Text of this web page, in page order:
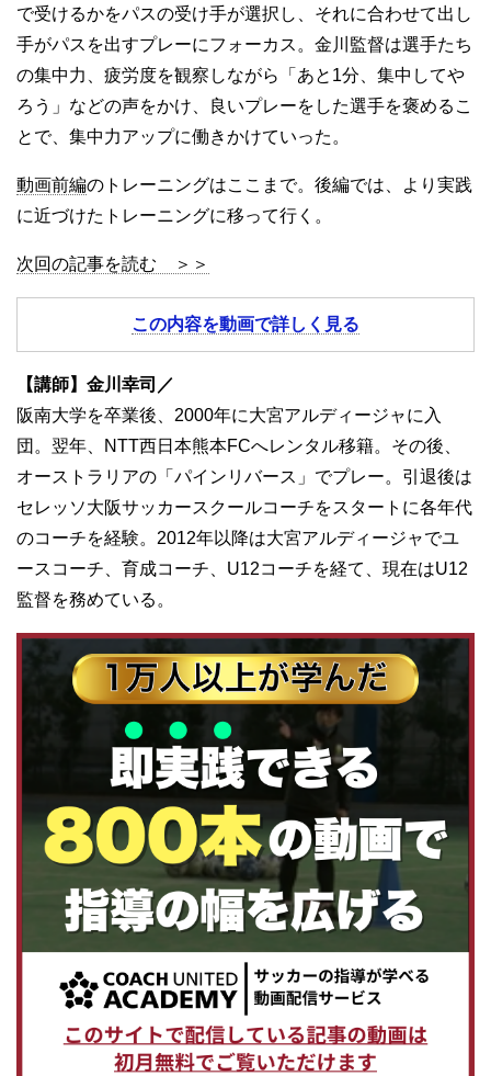
で受けるかをパスの受け手が選択し、それに合わせて出し
手がパスを出すプレーにフォーカス。金川監督は選手たち
の集中力、疲労度を観察しながら「あと1分、集中してや
ろう」などの声をかけ、良いプレーをした選手を褒めるこ
とで、集中力アップに働きかけていった。
動画前編のトレーニングはここまで。後編では、より実践
に近づけたトレーニングに移って行く。
次回の記事を読む ＞＞
この内容を動画で詳しく見る
【講師】金川幸司／
阪南大学を卒業後、2000年に大宮アルディージャに入
団。翌年、NTT西日本熊本FCへレンタル移籍。その後、
オーストラリアの「パインリバース」でプレー。引退後は
セレッソ大阪サッカースクールコーチをスタートに各年代
のコーチを経験。2012年以降は大宮アルディージャでユ
ースコーチ、育成コーチ、U12コーチを経て、現在はU12
監督を務めている。